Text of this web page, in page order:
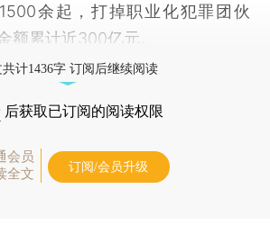
余起，打掉职业化犯罪团伙
额累计近300亿元。
计1436字 订阅后继续阅读
后获取已订阅的阅读权限
会员
全文
订阅/会员升级